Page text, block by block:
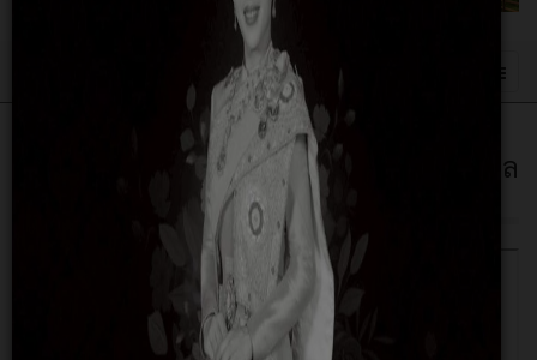
Happy Heart การส่งเสริมให้เกิดความเกื้อกูล